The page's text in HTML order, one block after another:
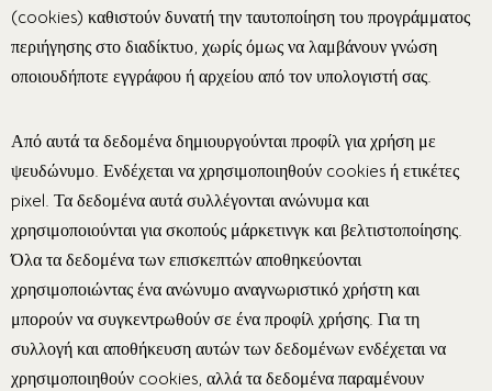
(cookies) καθιστούν δυνατή την ταυτοποίηση του προγράμματος
περιήγησης στο διαδίκτυο, χωρίς όμως να λαμβάνουν γνώση
οποιουδήποτε εγγράφου ή αρχείου από τον υπολογιστή σας.
Από αυτά τα δεδομένα δημιουργούνται προφίλ για χρήση με
ψευδώνυμο. Ενδέχεται να χρησιμοποιηθούν cookies ή ετικέτες
pixel. Τα δεδομένα αυτά συλλέγονται ανώνυμα και
χρησιμοποιούνται για σκοπούς μάρκετινγκ και βελτιστοποίησης.
Όλα τα δεδομένα των επισκεπτών αποθηκεύονται
χρησιμοποιώντας ένα ανώνυμο αναγνωριστικό χρήστη και
μπορούν να συγκεντρωθούν σε ένα προφίλ χρήσης. Για τη
συλλογή και αποθήκευση αυτών των δεδομένων ενδέχεται να
χρησιμοποιηθούν cookies, αλλά τα δεδομένα παραμένουν